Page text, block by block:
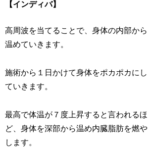
【インディバ】
高周波を当てることで、身体の内部から
温めていきます。
施術から１日かけて身体をポカポカにし
ていきます。
最高で体温が７度上昇すると言われるほ
ど、身体を深部から温め内臓脂肪を燃や
します。